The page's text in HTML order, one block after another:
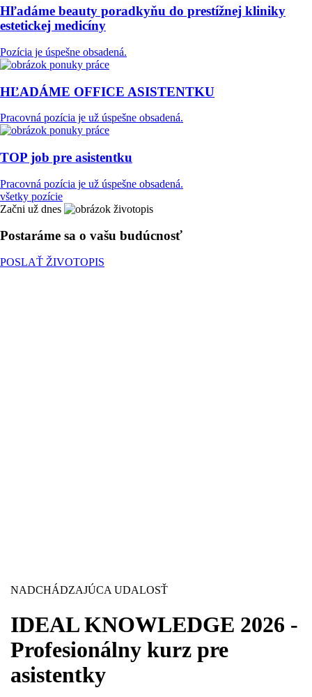
Začni už dnes
Postaráme sa o vašu budúcnosť
POSLAŤ ŽIVOTOPIS
Hľadáme beauty poradkyňu do prestížnej kliniky
estetickej medicíny
Pozícia je úspešne obsadená.
HĽADÁME OFFICE ASISTENTKU
Pracovná pozícia je už úspešne obsadená.
TOP job pre asistentku
Pracovná pozícia je už úspešne obsadená.
všetky pozície
NADCHÁDZAJÚCA UDALOSŤ
IDEAL KNOWLEDGE 2026 -
Profesionálny kurz pre
asistentky